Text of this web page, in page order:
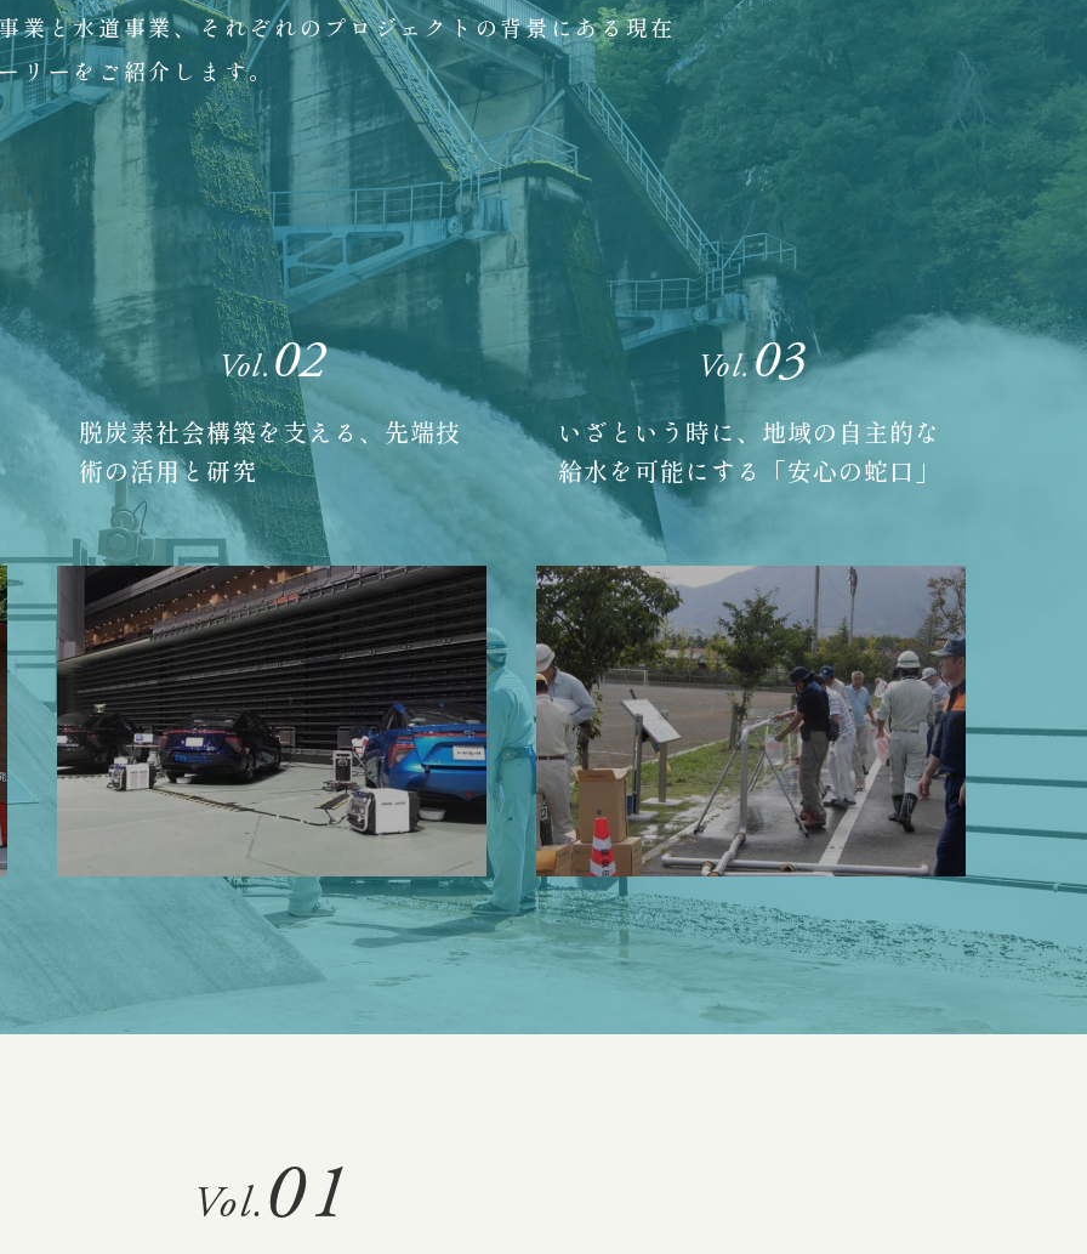
業と水道事業、それぞれのプロジェクトの背景にある現在
リーをご紹介します。
Vol.02
脱炭素社会構築を支える、先端技
術の活用と研究
Vol.03
いざという時に、地域の自主的な
給水を可能にする「安心の蛇口」
Vol.01